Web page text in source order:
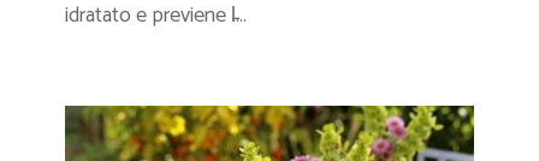
idratato e previene l̵...